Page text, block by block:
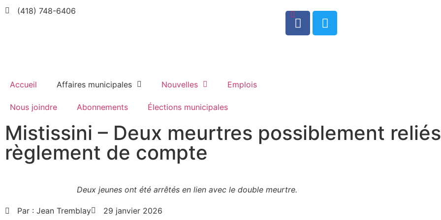
(418) 748-6406
0
Accueil Affaires municipales Nouvelles Emplois
Nous joindre Abonnements Élections municipales
Mistissini – Deux meurtres possiblement
règlement de compte
Deux jeunes ont été arrêtés en lien avec le double meurtre.
Par : Jean Tremblay 29 janvier 2026